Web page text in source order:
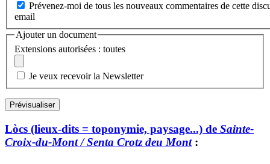
Prévenez-moi de tous les nouveaux commentaires de cette
email
Ajouter un document
Extensions autorisées : toutes
Je veux recevoir la Newsletter
Lòcs (lieux-dits = toponymie, paysage...) de Sainte-
Croix-du-Mont / Senta Crotz deu Mont: